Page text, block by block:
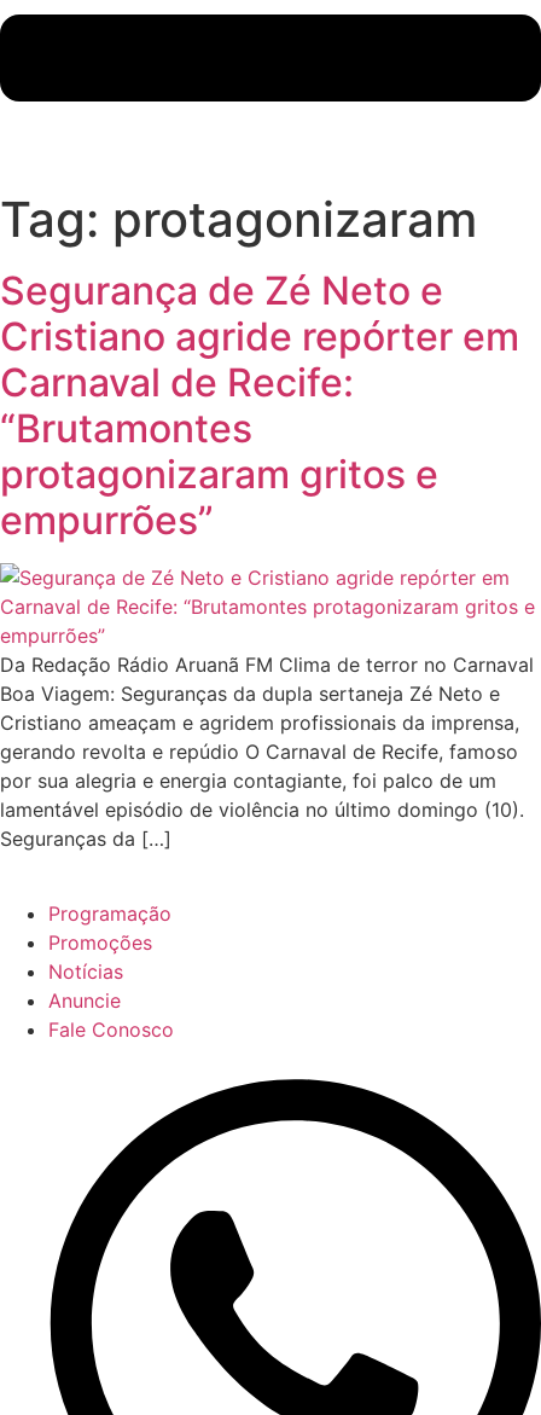
Tag: protagonizaram
Segurança de Zé Neto e
Cristiano agride repórter em
Carnaval de Recife:
“Brutamontes
protagonizaram gritos e
empurrões”
Da Redação Rádio Aruanã FM Clima de terror no Carnaval
Boa Viagem: Seguranças da dupla sertaneja Zé Neto e
Cristiano ameaçam e agridem profissionais da imprensa,
gerando revolta e repúdio O Carnaval de Recife, famoso
por sua alegria e energia contagiante, foi palco de um
lamentável episódio de violência no último domingo (10).
Seguranças da […]
Programação
Promoções
Notícias
Anuncie
Fale Conosco